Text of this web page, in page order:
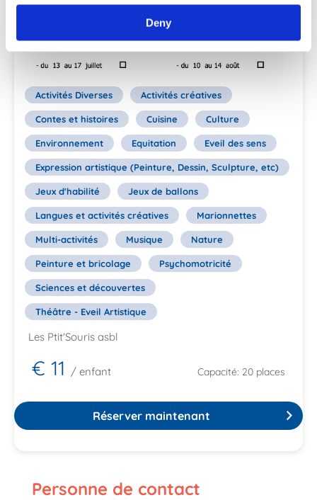
Deny
Activités Diverses Activités créatives
Contes et histoires Cuisine Culture
Environnement Equitation Eveil des sens
Expression artistique (Peinture, Dessin, Sculpture, etc)
Jeux d'habilité Jeux de ballons
Langues et activités créatives Marionnettes
Multi-activités Musique Nature
Peinture et bricolage Psychomotricité
Sciences et découvertes
Théâtre - Eveil Artistique
Les Ptit'Souris asbl
€ 11 / enfant Capacité: 20 places
Réserver maintenant
Personne de contact